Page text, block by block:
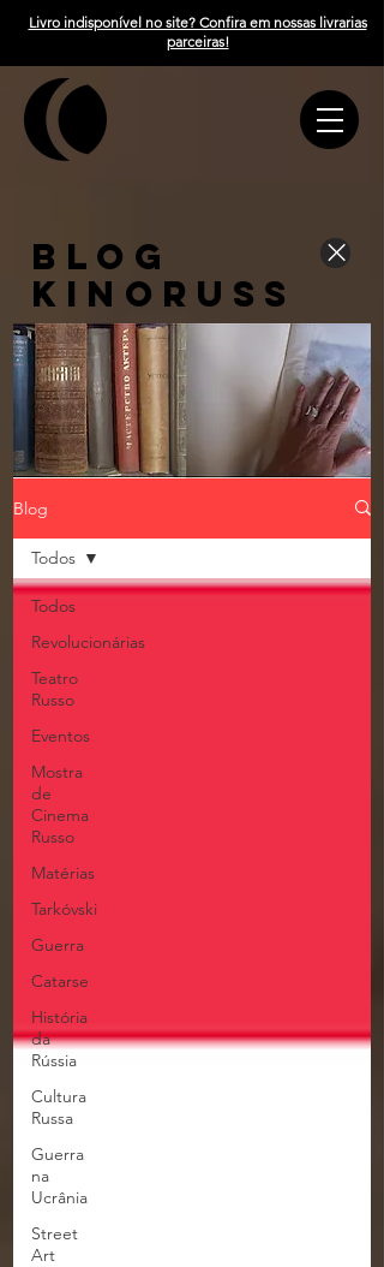
Livro indisponível no site? Confira em nossas livrarias
parceiras!
BLOG
KINORUSS
Blog
Todos
Revolucionárias
Teatro
Russo
Eventos
Mostra
de
Cinema
Russo
Matérias
Tarkóvski
Guerra
Catarse
História
da
Rússia
Cultura
Russa
Guerra
na
Ucrânia
Street
Art
Todos